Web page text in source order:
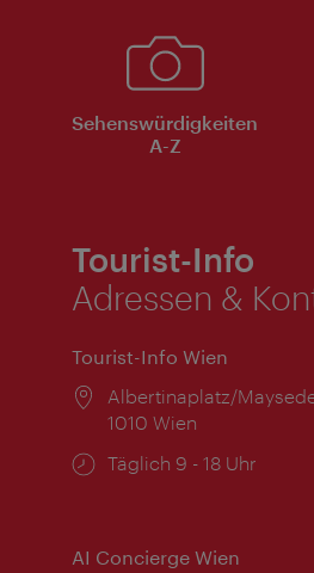
Sehenswürdigkeiten
A-Z
Tourist-Info
Adressen &
Tourist-Info Wien
Ort:
Albertinaplatz/
1010 Wien
Öffnungszeiten:
Täglich 9 - 18 Uhr
AI Concierge Wien